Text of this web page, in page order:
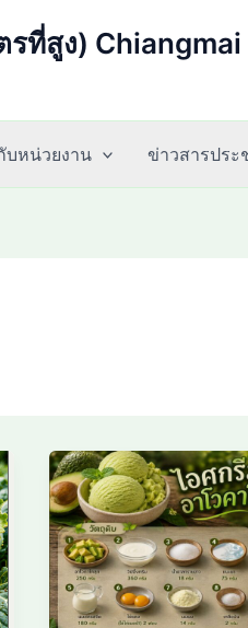
ที่สูง)
บหน่วยงาน ข่าวสารปร